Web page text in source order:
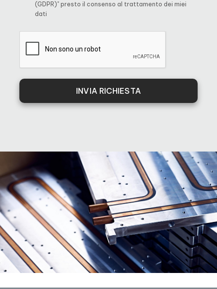
(GDPR)" presto il consenso al trattamento dei miei
dati
INVIA RICHIESTA